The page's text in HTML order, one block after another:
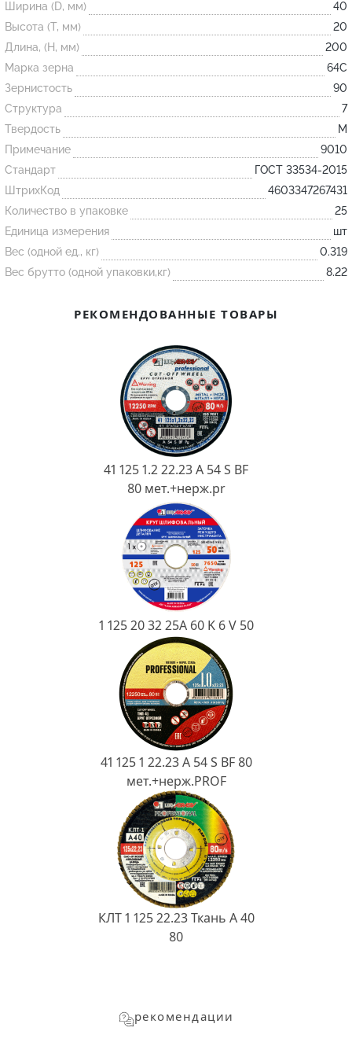
Огнеупорные
изделия
Скачать каталог
Тигель
Муфель
Черпак
Шербер
Трубка
Стержень
Пробка
Лодочка
Ковш разливочный
Огнеупорная SiC смесь
Ширина (D, мм)
40
Высота (T, мм)
20
Длина, (H, мм)
200
Марка зерна
64С
Зернистость
90
Структура
7
Твердость
M
Примечание
9010
Стандарт
ГОСТ 33534-2015
ШтрихКод
4603347267431
Количество в упаковке
25
Единица измерения
шт
Вес (одной ед., кг)
0.319
Вес брутто (одной упаковки,кг)
8.22
РЕКОМЕНДОВАННЫЕ ТОВАРЫ
41 125 1.2 22.23 A 54 S BF
80 мет.+нерж.pr
1 125 20 32 25А 60 K 6 V 50
41 125 1 22.23 A 54 S BF 80
мет.+нерж.PROF
КЛТ 1 125 22.23 Ткань A 40
80
рекомендации